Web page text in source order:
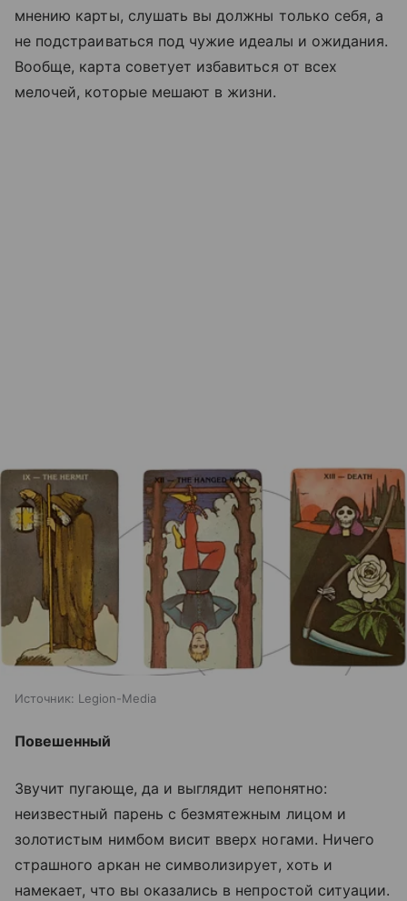
мнению карты, слушать вы должны только себя, а
не подстраиваться под чужие идеалы и ожидания.
Вообще, карта советует избавиться от всех
мелочей, которые мешают в жизни.
Источник: Legion-Media
Повешенный
Звучит пугающе, да и выглядит непонятно:
неизвестный парень с безмятежным лицом и
золотистым нимбом висит вверх ногами. Ничего
страшного аркан не символизирует, хоть и
намекает, что вы оказались в непростой ситуации.